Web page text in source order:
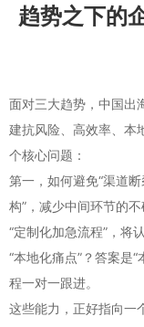
趋势之下的
面对三大趋势，中国出
建抗风险、高效率、本
个核心问题：
第一，如何避免“渠道
构”，减少中间环节的
“定制化加急流程”，将
“本地化痛点”？答案是
程一对一跟进。
这些能力，正好指向